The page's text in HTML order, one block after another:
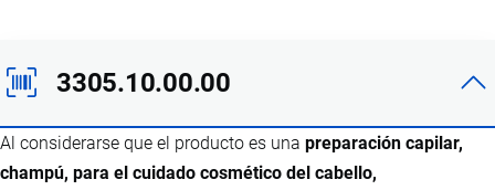
3305.10.00.00
Al considerarse que el producto es una preparación capilar,
champú, para el cuidado cosmético del cabello,